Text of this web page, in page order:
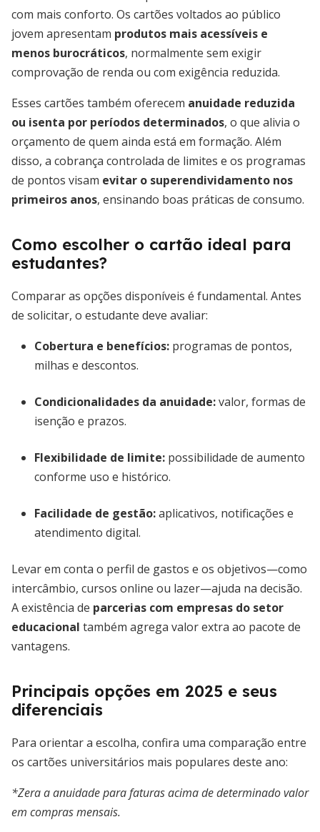
com mais conforto. Os cartões voltados ao público
jovem apresentam produtos mais acessíveis e
menos burocráticos, normalmente sem exigir
comprovação de renda ou com exigência reduzida.
Esses cartões também oferecem anuidade reduzida
ou isenta por períodos determinados, o que alivia o
orçamento de quem ainda está em formação. Além
disso, a cobrança controlada de limites e os programas
de pontos visam evitar o superendividamento nos
primeiros anos, ensinando boas práticas de consumo.
Como escolher o cartão ideal para
estudantes?
Comparar as opções disponíveis é fundamental. Antes
de solicitar, o estudante deve avaliar:
Cobertura e benefícios: programas de pontos,
milhas e descontos.
Condicionalidades da anuidade:valor, formas de
isenção e prazos.
Flexibilidade de limite: possibilidade de aumento
conforme uso e histórico.
Facilidade de gestão:aplicativos, notificações e
atendimento digital.
Levar em conta o perfil de gastos e os objetivos—como
intercâmbio, cursos online ou lazer—ajuda na decisão.
A existência de parcerias com empresas do setor
educacional também agrega valor extra ao pacote de
vantagens.
Principais opções em 2025 e seus
diferenciais
Para orientar a escolha, confira uma comparação entre
os cartões universitários mais populares deste ano:
*Zera a anuidade para faturas acima de determinado valor
em compras mensais.